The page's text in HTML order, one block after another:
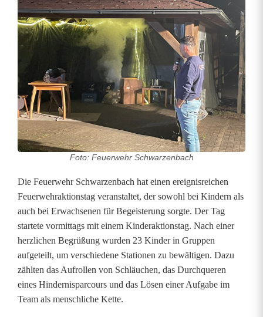
r
f
l
g
r
e
c
h
e
r
F
e
Foto: Feuerwehr Schwarzenbach
Die Feuerwehr Schwarzenbach hat einen ereignisreichen
Feuerwehraktionstag veranstaltet, der sowohl bei Kindern als
auch bei Erwachsenen für Begeisterung sorgte. Der Tag
startete vormittags mit einem Kinderaktionstag. Nach einer
herzlichen Begrüßung wurden 23 Kinder in Gruppen
aufgeteilt, um verschiedene Stationen zu bewältigen. Dazu
zählten das Aufrollen von Schläuchen, das Durchqueren
eines Hindernisparcours und das Lösen einer Aufgabe im
Team als menschliche Kette.